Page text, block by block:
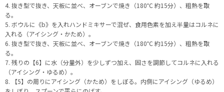
4. 抜き型で抜き、天板に並べ、オーブンで焼き（180℃ 約15分）、粗熱を取
る。
5. ボウルに《b》を入れハンドミキサーで混ぜ、食用色素を加え半量はコルネに
入れる（アイシング・かため）。
6. 抜き型で抜き、天板に並べ、オーブンで焼き（180℃ 約15分）、粗熱を取
る。
7. 残りの【6】に水（分量外）を少しずつ加え、固さを調節してコルネに入れる
（アイシング・ゆるめ）。
8. 【5】の周りにアイシング（かため）をしぼる。内側にアイシング（ゆるめ）